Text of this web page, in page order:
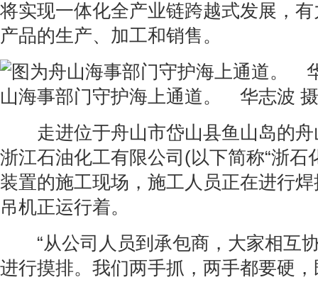
将实现一体化全产业链跨越式发展，
产品的生产、加工和销售。
山海事部门守护海上通道。 华志波 摄
走进位于舟山市岱山县鱼山岛的舟
浙江石油化工有限公司(以下简称“浙石
装置的施工现场，施工人员正在进行
吊机正运行着。
“从公司人员到承包商，大家相互
进行摸排。我们两手抓，两手都要硬